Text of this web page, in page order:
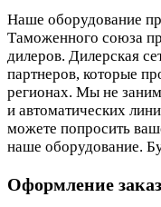
Наше оборудование
Таможенного союза
дилеров. Дилерская
партнеров, которые
регионах. Мы не
и автоматических
можете попросить
наше оборудование.
Оформление